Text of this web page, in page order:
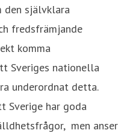
den självklara
fredsfrämjande
komma
Sveriges nationella
underordnat detta.
Sverige har goda
men anser